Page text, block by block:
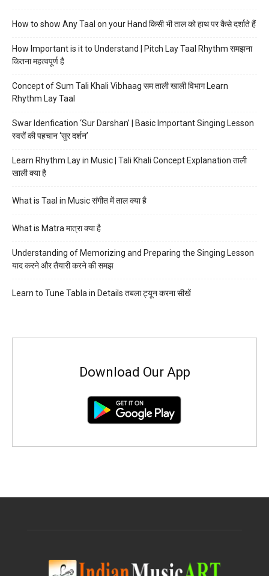
How to show Any Taal on your Hand किसी भी ताल को हाथ पर कैसे दर्शाते हैं
How Important is it to Understand | Pitch Lay Taal Rhythm समझना
कितना महत्वपूर्ण है
Concept of Sum Tali Khali Vibhaag सम ताली खाली विभाग Learn
Rhythm Lay Taal
Swar Idenfication ‘Sur Darshan’ | Basic Important Singing Lesson
स्वरों की पहचान ‘सुर दर्शन’
Learn Rhythm Lay in Music | Tali Khali Concept Explanation ताली
खाली क्या है
What is Taal in Music संगीत में ताल क्या है
What is Matra मात्रा क्या है
Understanding of Memorizing and Preparing the Singing Lesson
याद करने और तैयारी करने की समझ
Learn to Tune Tabla in Details तबला ट्यून करना सीखें
Download Our App